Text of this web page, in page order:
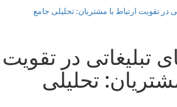
در تقویت ارتباط با مشتریان: تحلیلی جامع
تبلیغاتی در تقویت
تحلیلی